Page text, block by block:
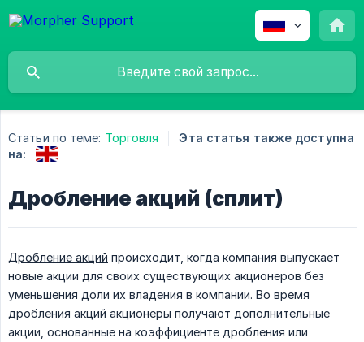
Статьи по теме: Торговля
Эта статья также доступна
на:
Дробление акций (сплит)
Дробление акций происходит, когда компания выпускает
новые акции для своих существующих акционеров без
уменьшения доли их владения в компании. Во время
дробления акций акционеры получают дополнительные
акции, основанные на коэффициенте дробления или